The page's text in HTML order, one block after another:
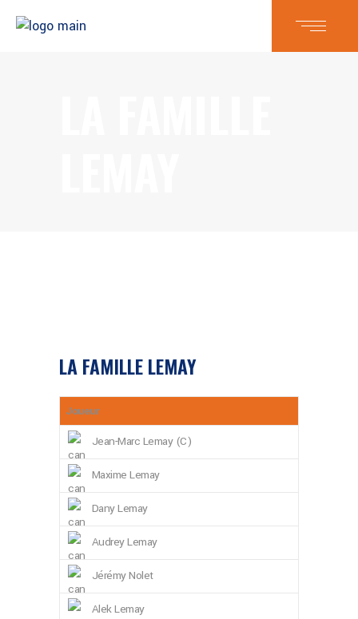
LA FAMILLE LEMAY
Joueur
Jean-Marc Lemay (C)
Maxime Lemay
Dany Lemay
Audrey Lemay
Jérémy Nolet
Alek Lemay